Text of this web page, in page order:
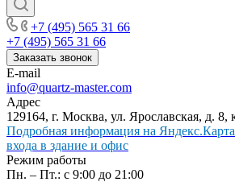
+7 (495) 565 31 66
+7 (495) 565 31 66
Заказать звонок
E-mail
info@quartz-master.com
Адрес
129164, г. Москва, ул. Ярославская, д. 8,
Подробная информация на
входа в здание и офис
Режим работы
Пн. – Пт.: с 9:00 до 21:00